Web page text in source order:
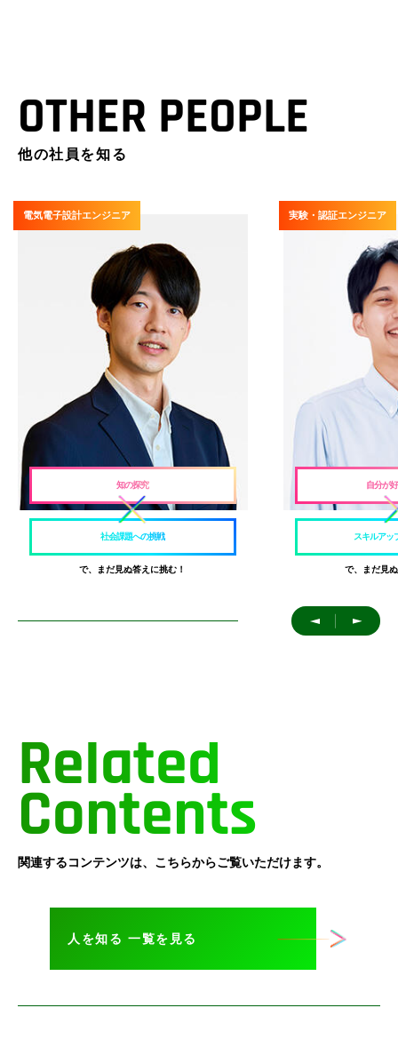
OTHER PEOPLE
他の社員を知る
電気電子設計エンジニア
知の探究
社会課題への挑戦
で、まだ見ぬ答えに挑む！
実験・認証エンジニア
自分が
スキルアッ
で、まだ見
＜ ＞
Related
Contents
関連するコンテンツは、こちらからご覧いただけます。
人を知る 一覧を見る